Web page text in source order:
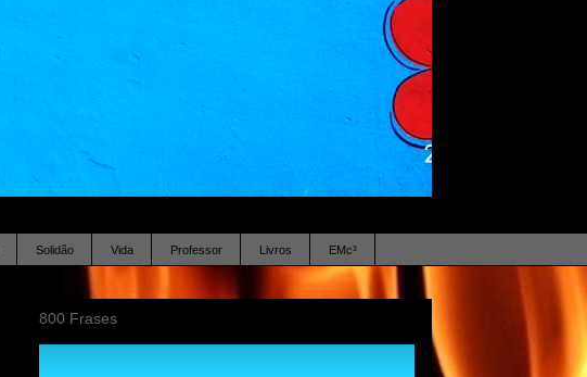
Solidão Vida Professor Livros EMc³
800 Frases